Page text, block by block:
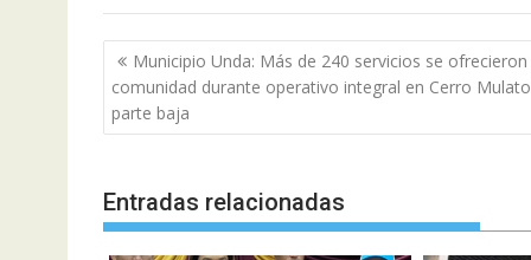
Navegación
de
entradas
Municipio Unda: Más de 240 servicios se
comunidad durante operativo integral en Cerro Mulato
parte baja
Entradas relacionadas